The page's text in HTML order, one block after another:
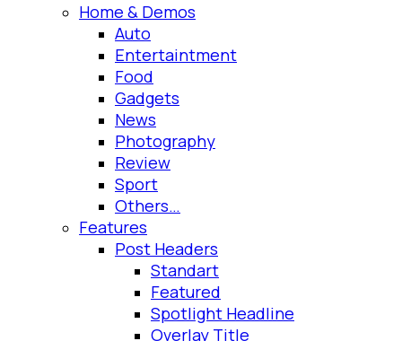
Home & Demos
Auto
Entertaintment
Food
Gadgets
News
Photography
Review
Sport
Others…
Features
Post Headers
Standart
Featured
Spotlight Headline
Overlay Title